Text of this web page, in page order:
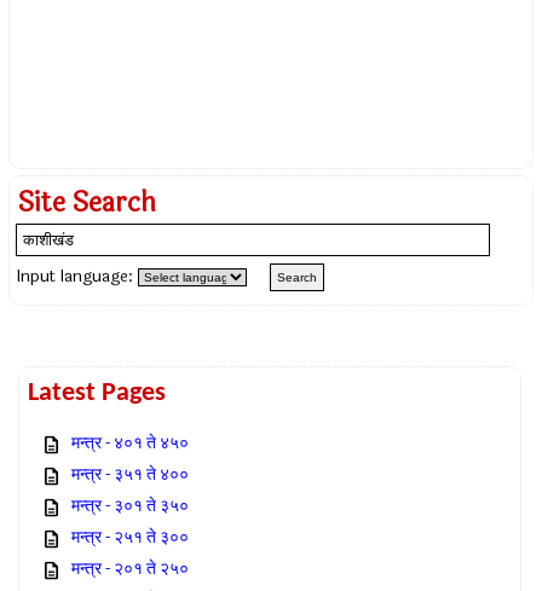
Site Search
Input language:
Latest Pages
मन्त्र - ४०१ ते ४५०
मन्त्र - ३५१ ते ४००
मन्त्र - ३०१ ते ३५०
मन्त्र - २५१ ते ३००
मन्त्र - २०१ ते २५०